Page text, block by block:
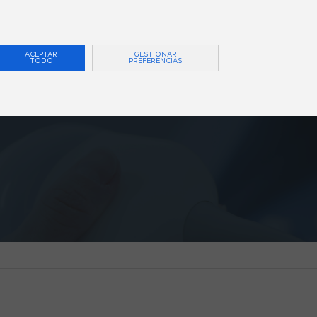
ACEPTAR
TODO
GESTIONAR
PREFERENCIAS